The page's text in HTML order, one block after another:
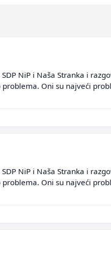
NiP i Naša Stranka i
Oni su najveći
NiP i Naša Stranka i
Oni su najveći